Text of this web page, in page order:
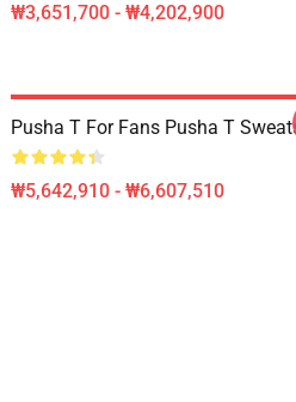
₩3,651,700 - ₩4,202,900
Pusha T For Fans Pusha T
₩5,642,910 - ₩6,607,510